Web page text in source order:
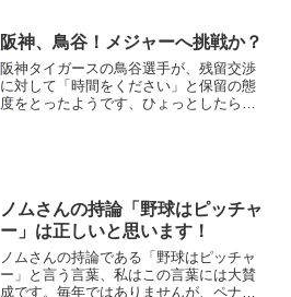
阪神、鳥谷！メジャーへ挑戦か？
阪神タイガースの鳥谷選手が、残留交渉
に対して「時間をください」と保留の態
度をとったようです、ひょっとしたらメ
ノムさんの持論「野球はピッチャ
ー」は正しいと思います！
ノムさんの持論である「野球はピッチャ
ー」と言う言葉、私はこの言葉には大賛
成です。毎年ではありませんが、ペナン